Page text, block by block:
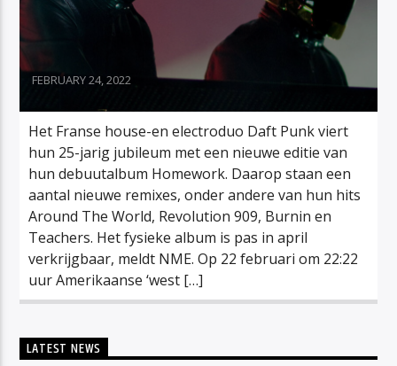
FEBRUARY 24, 2022
Het Franse house-en electroduo Daft Punk viert
hun 25-jarig jubileum met een nieuwe editie van
hun debuutalbum Homework. Daarop staan een
aantal nieuwe remixes, onder andere van hun hits
Around The World, Revolution 909, Burnin en
Teachers. Het fysieke album is pas in april
verkrijgbaar, meldt NME. Op 22 februari om 22:22
uur Amerikaanse ‘west […]
LATEST NEWS